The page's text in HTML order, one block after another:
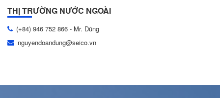
THỊ TRƯỜNG NƯỚC NGOÀI
(+84) 946 752 866 - Mr. Dũng
nguyendoandung@seico.vn